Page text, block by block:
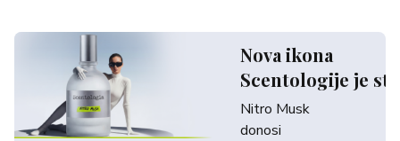
Nova ikona
Scentologije je
Nitro Musk
donosi